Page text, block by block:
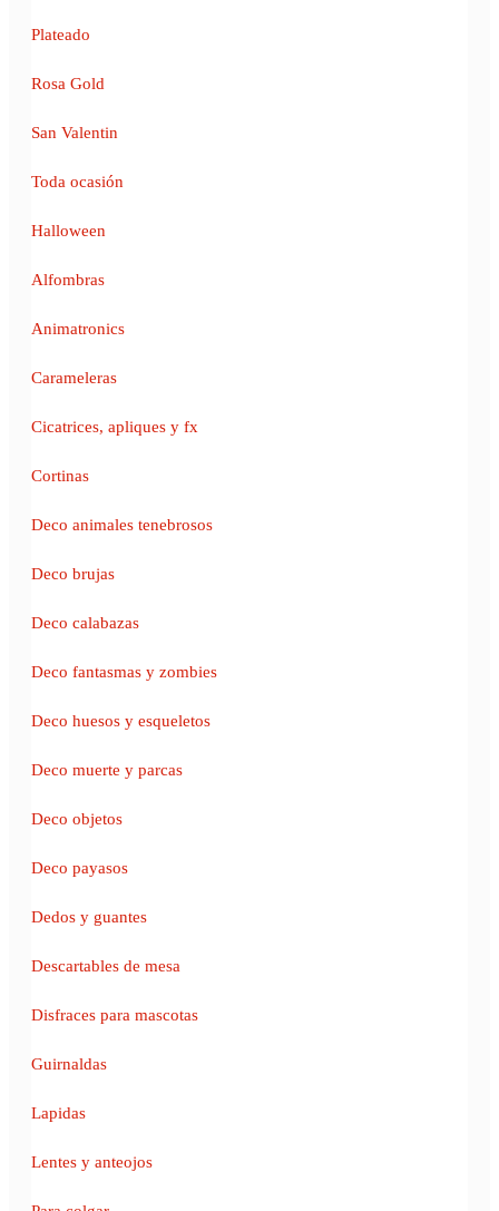
Plateado
Rosa Gold
San Valentin
Toda ocasión
Halloween
Alfombras
Animatronics
Carameleras
Cicatrices, apliques y fx
Cortinas
Deco animales tenebrosos
Deco brujas
Deco calabazas
Deco fantasmas y zombies
Deco huesos y esqueletos
Deco muerte y parcas
Deco objetos
Deco payasos
Dedos y guantes
Descartables de mesa
Disfraces para mascotas
Guirnaldas
Lapidas
Lentes y anteojos